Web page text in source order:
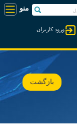
ورود کاربران
بازگشت